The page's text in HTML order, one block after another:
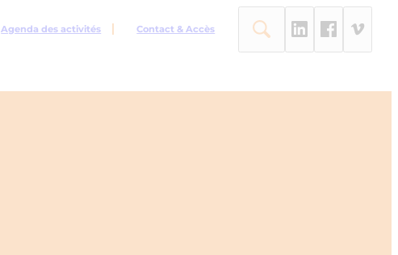
Agenda des activités Contact & Accès